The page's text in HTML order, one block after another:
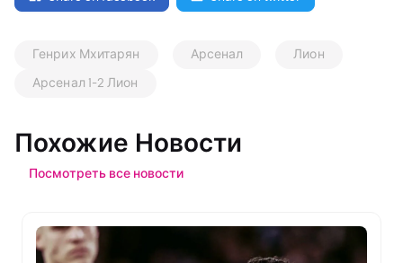
Генрих Мхитарян Арсенал
Лион
Арсенал 1-2 Лион
Похожие Новости
Посмотреть все новости